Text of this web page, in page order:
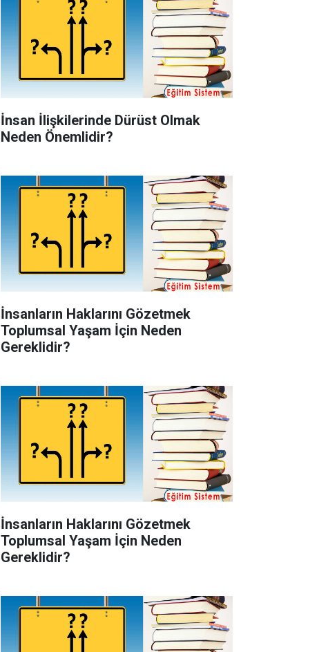
İnsan İlişkilerinde Dürüst Olmak
Neden Önemlidir?
İnsanların Haklarını Gözetmek
Toplumsal Yaşam İçin Neden
Gereklidir?
İnsanların Haklarını Gözetmek
Toplumsal Yaşam İçin Neden
Gereklidir?